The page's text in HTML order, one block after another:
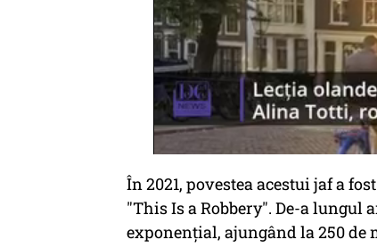
În 2021, povestea acestui jaf a
"This Is a Robbery". De-a lungul
exponențial, ajungând la 250 de